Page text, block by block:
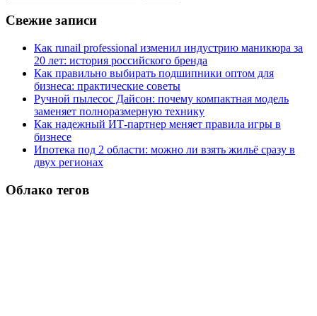
Свежие записи
Как runail professional изменил индустрию маникюра за
20 лет: история российского бренда
Как правильно выбирать подшипники оптом для
бизнеса: практические советы
Ручной пылесос Дайсон: почему компактная модель
заменяет полноразмерную технику
Как надежный ИТ-партнер меняет правила игры в
бизнесе
Ипотека под 2 области: можно ли взять жильё сразу в
двух регионах
Облако тегов